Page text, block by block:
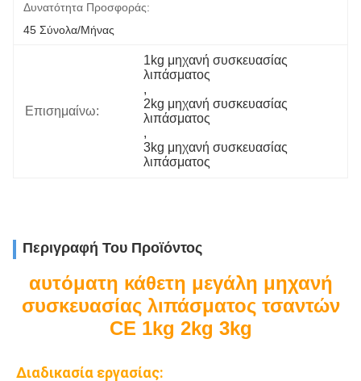
Δυνατότητα Προσφοράς:
45 Σύνολα/μήνας
Επισημαίνω:
1kg μηχανή συσκευασίας
λιπάσματος
,
2kg μηχανή συσκευασίας
λιπάσματος
,
3kg μηχανή συσκευασίας
λιπάσματος
Περιγραφή Του Προϊόντος
αυτόματη κάθετη μεγάλη μηχανή
συσκευασίας λιπάσματος τσαντών
CE 1kg 2kg 3kg
Διαδικασία εργασίας: